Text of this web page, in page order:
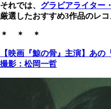
それでは、 グラビアライター
厳選したおすすめ3作品のレ
＊ ＊ ＊
【映画『鯨の骨』主演】あ
撮影：松岡一哲